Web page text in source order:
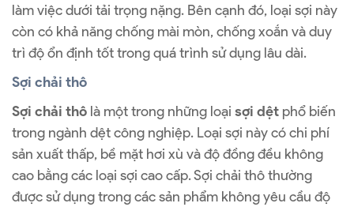
làm việc dưới tải trọng nặng. Bên cạnh đó, loại sợi này
còn có khả năng chống mài mòn, chống xoắn và duy
trì độ ổn định tốt trong quá trình sử dụng lâu dài.
Sợi chải thô
Sợi chải thô là một trong những loại sợi dệt phổ biến
trong ngành dệt công nghiệp. Loại sợi này có chi phí
sản xuất thấp, bề mặt hơi xù và độ đồng đều không
cao bằng các loại sợi cao cấp. Sợi chải thô thường
được sử dụng trong các sản phẩm không yêu cầu độ